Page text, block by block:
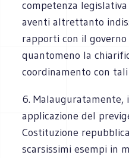
competenza
aventi altrettanto
rapporti con il
quantomeno la
coordinamento con tali
6.
applicazione del
Costituzione
scarsissimi esempi in